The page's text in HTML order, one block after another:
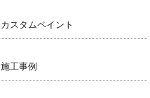
カスタムペイント
施工事例